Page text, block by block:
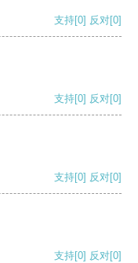
支持[0] 反对[0]
支持[0] 反对[0]
支持[0] 反对[0]
支持[0] 反对[0]